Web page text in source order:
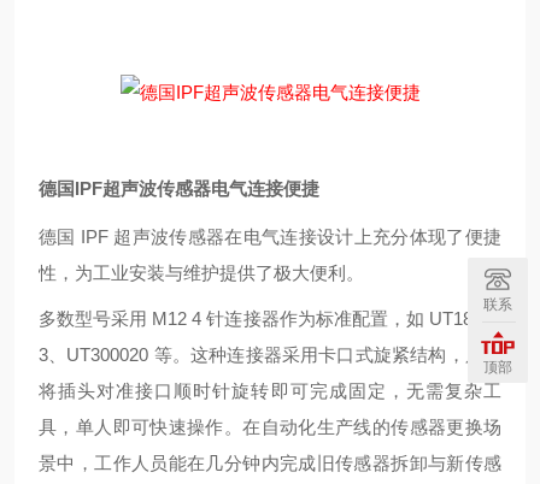
德国IPF超声波传感器电气连接便捷
德国 IPF 超声波传感器在电气连接设计上充分体现了便捷
性，为工业安装与维护提供了极大便利。
多数型号采用 M12 4 针连接器作为标准配置，如 UT18952
3、UT300020 等。这种连接器采用卡口式旋紧结构，只需
将插头对准接口顺时针旋转即可完成固定，无需复杂工
具，单人即可快速操作。在自动化生产线的传感器更换场
景中，工作人员能在几分钟内完成旧传感器拆卸与新传感
联系
顶部